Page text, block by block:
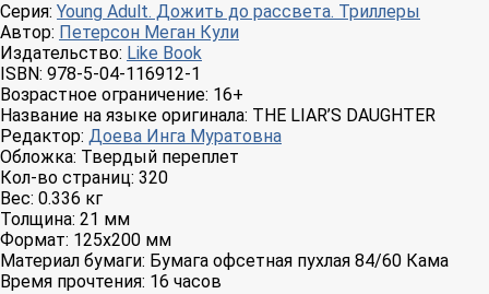
Серия: Young Adult. Дожить до рассвета. Триллеры
Автор: Петерсон Меган Кули
Издательство: Like Book
ISBN: 978-5-04-116912-1
Возрастное ограничение: 16+
Название на языке оригинала: THE LIAR’S DAUGHTER
Редактор: Доева Инга Муратовна
Обложка: Твердый переплет
Кол-во страниц: 320
Вес: 0.336 кг
Толщина: 21 мм
Формат: 125x200 мм
Материал бумаги: Бумага офсетная пухлая 84/60 Кама
Время прочтения: 16 часов